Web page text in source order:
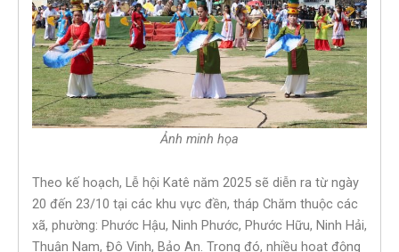
Ảnh minh họa
Theo kế hoạch, Lễ hội Katê năm 2025 sẽ diễn ra từ ngày
20 đến 23/10 tại các khu vực đền, tháp Chăm thuộc các
xã, phường: Phước Hậu, Ninh Phước, Phước Hữu, Ninh Hải,
Thuận Nam, Đô Vinh, Bảo An. Trong đó, nhiều hoạt động